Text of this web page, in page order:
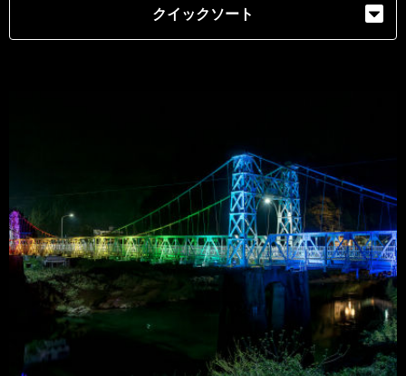
クイックソート